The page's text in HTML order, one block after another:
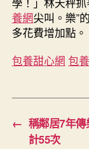
養網尖叫。樂”
多花費增加點。
包養甜心網 包
← 稱鄰居7年
計55次